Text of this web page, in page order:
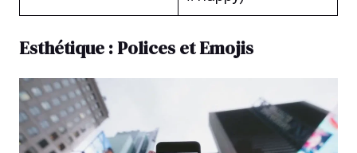
Esthétique : Polices et Emojis